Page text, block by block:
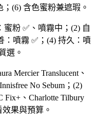
(6) 含色蜜粉兼遮瑕。
蜜粉 ✅、噴霧中；(2) 自
：噴霧 ✅；(4) 持久：噴
選。
Mercier Translucent、
No Sebum；(2)
Fix+、Charlotte Tilbury
效果與預算。